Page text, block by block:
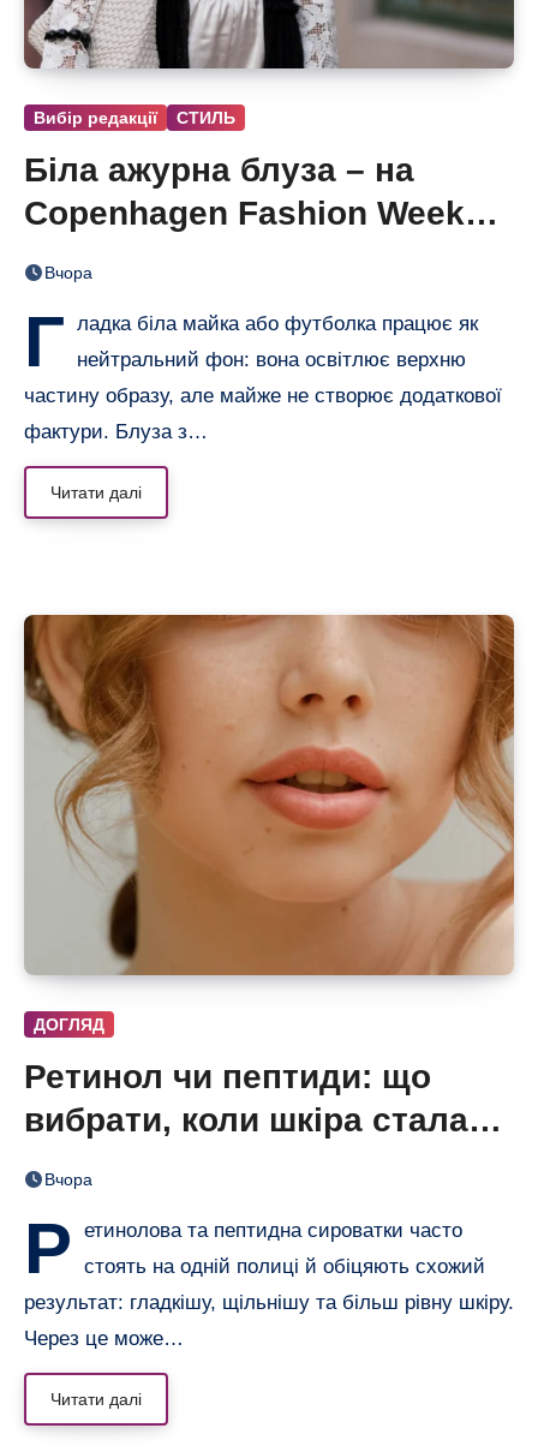
Вибір редакції СТИЛЬ
Біла ажурна блуза – на
Copenhagen Fashion Week
показали тренд цього літа
Вчора
Г ладка біла майка або футболка працює як
нейтральний фон: вона освітлює верхню
частину образу, але майже не створює додаткової
фактури. Блуза з…
Читати далі
ДОГЛЯД
Ретинол чи пептиди: що
вибрати, коли шкіра стала
нерівною і чутливою
Вчора
Р
етинолова та пептидна сироватки часто
стоять на одній полиці й обіцяють схожий
результат: гладкішу, щільнішу та більш рівну шкіру.
Через це може…
Читати далі